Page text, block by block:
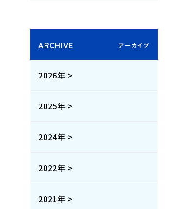
ARCHIVE
2026年 >
2025年 >
2024年 >
2022年 >
2021年 >